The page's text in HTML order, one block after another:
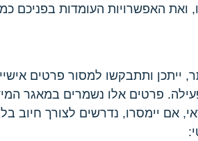
ואת האפשרויות העומדות בפניכם
ייתכן ותתבקשו למסור פרטים
פרטים אלו נשמרים במאגר
אם יימסרו, נדרשים לצורך חיוב